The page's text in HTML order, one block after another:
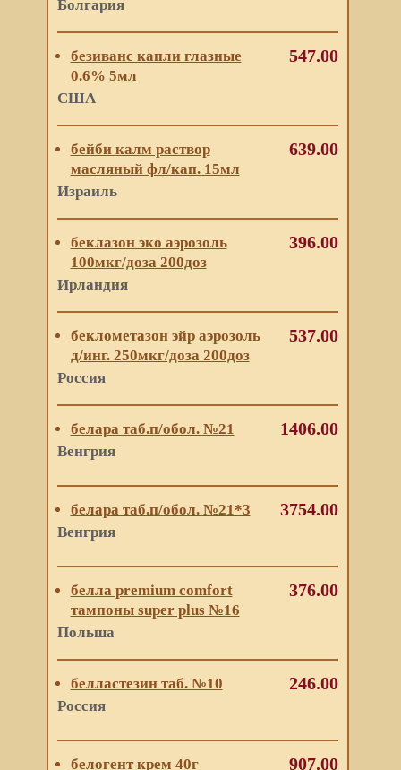
Болгария
безиванс капли глазные
0.6% 5мл
США
547.00
бейби калм раствор
масляный фл/кап. 15мл
Израиль
639.00
беклазон эко аэрозоль
100мкг/доза 200доз
Ирландия
396.00
беклометазон эйр аэрозоль
д/инг. 250мкг/доза 200доз
Россия
537.00
белара таб.п/обол. №21
Венгрия
1406.00
белара таб.п/обол. №21*3
Венгрия
3754.00
белла premium comfort
тампоны super plus №16
Польша
376.00
белластезин таб. №10
Россия
246.00
белогент крем 40г
907.00